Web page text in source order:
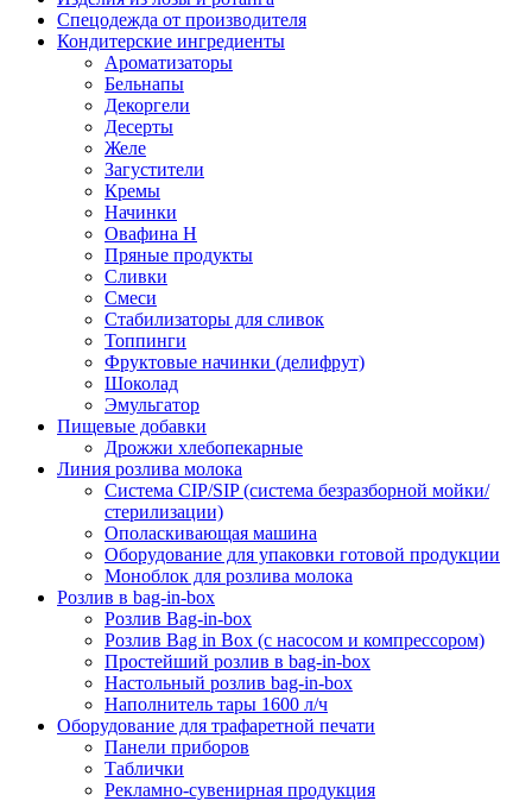
Спецодежда от производителя
Кондитерские ингредиенты
Ароматизаторы
Бельнапы
Декоргели
Десерты
Желe
Загустители
Кремы
Начинки
Овафина Н
Пряные продукты
Сливки
Смеси
Стабилизаторы для сливок
Топпинги
Фруктовые начинки (делифрут)
Шоколад
Эмульгатор
Пищевые добавки
Дрожжи хлебопекарные
Линия розлива молока
Система CIP/SIP (система безразборной мойки/
стерилизации)
Ополаскивающая машина
Оборудование для упаковки готовой продукции
Моноблок для розлива молока
Розлив в bag-in-box
Розлив Bag-in-box
Розлив Bag in Box (с насосом и компрессором)
Простейший розлив в bag-in-box
Настольный розлив bag-in-box
Наполнитель тары 1600 л/ч
Оборудование для трафаретной печати
Панели приборов
Таблички
Рекламно-сувенирная продукция